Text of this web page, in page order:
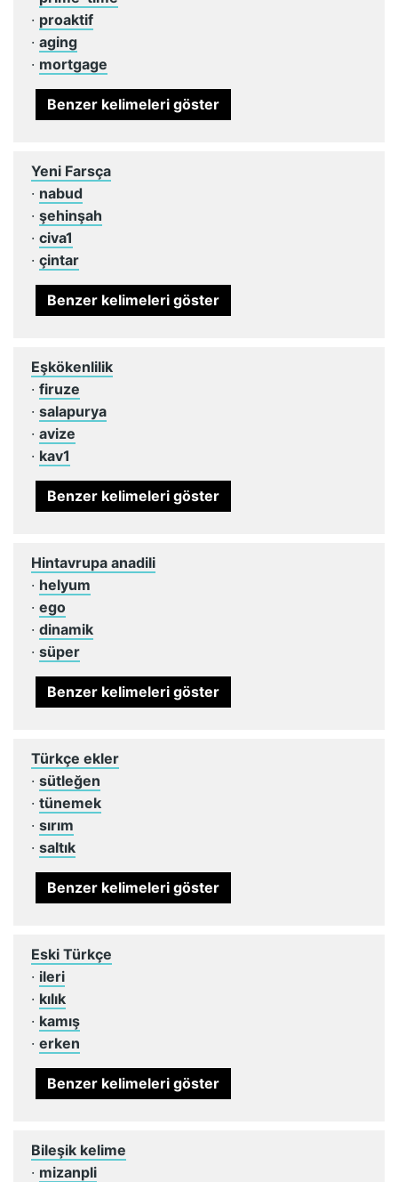
· proaktif
· aging
· mortgage
Benzer kelimeleri göster
Yeni Farsça
· nabud
· şehinşah
· civa1
· çintar
Benzer kelimeleri göster
Eşkökenlilik
· firuze
· salapurya
· avize
· kav1
Benzer kelimeleri göster
Hintavrupa anadili
· helyum
· ego
· dinamik
· süper
Benzer kelimeleri göster
Türkçe ekler
· sütleğen
· tünemek
· sırım
· saltık
Benzer kelimeleri göster
Eski Türkçe
· ileri
· kılık
· kamış
· erken
Benzer kelimeleri göster
Bileşik kelime
· mizanpli